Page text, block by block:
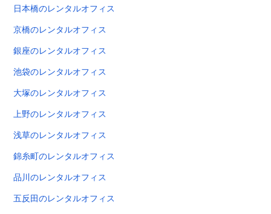
日本橋のレンタルオフィス
京橋のレンタルオフィス
銀座のレンタルオフィス
池袋のレンタルオフィス
大塚のレンタルオフィス
上野のレンタルオフィス
浅草のレンタルオフィス
錦糸町のレンタルオフィス
品川のレンタルオフィス
五反田のレンタルオフィス